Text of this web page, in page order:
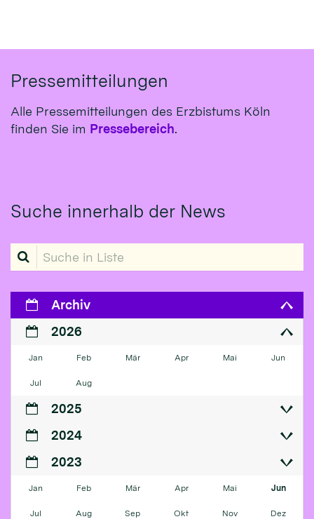
Pressemitteilungen
Alle Pressemitteilungen des Erzbistums Köln
finden Sie im Pressebereich.
Suche innerhalb der News
Suche in Liste
Archiv
2026
Jan Feb Mär Apr Mai Jun
Jul Aug
2025
2024
2023
Jan Feb Mär Apr Mai Jun
Jul Aug Sep Okt Nov Dez